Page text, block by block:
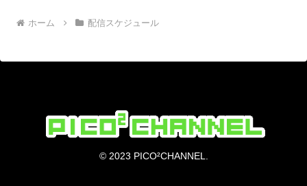
ホーム 配信スケジュール
© 2023 PICO²CHANNEL.